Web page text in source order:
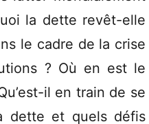
la dette revêt-elle
le cadre de la crise
? Où en est le
il en train de se
dette et quels défis